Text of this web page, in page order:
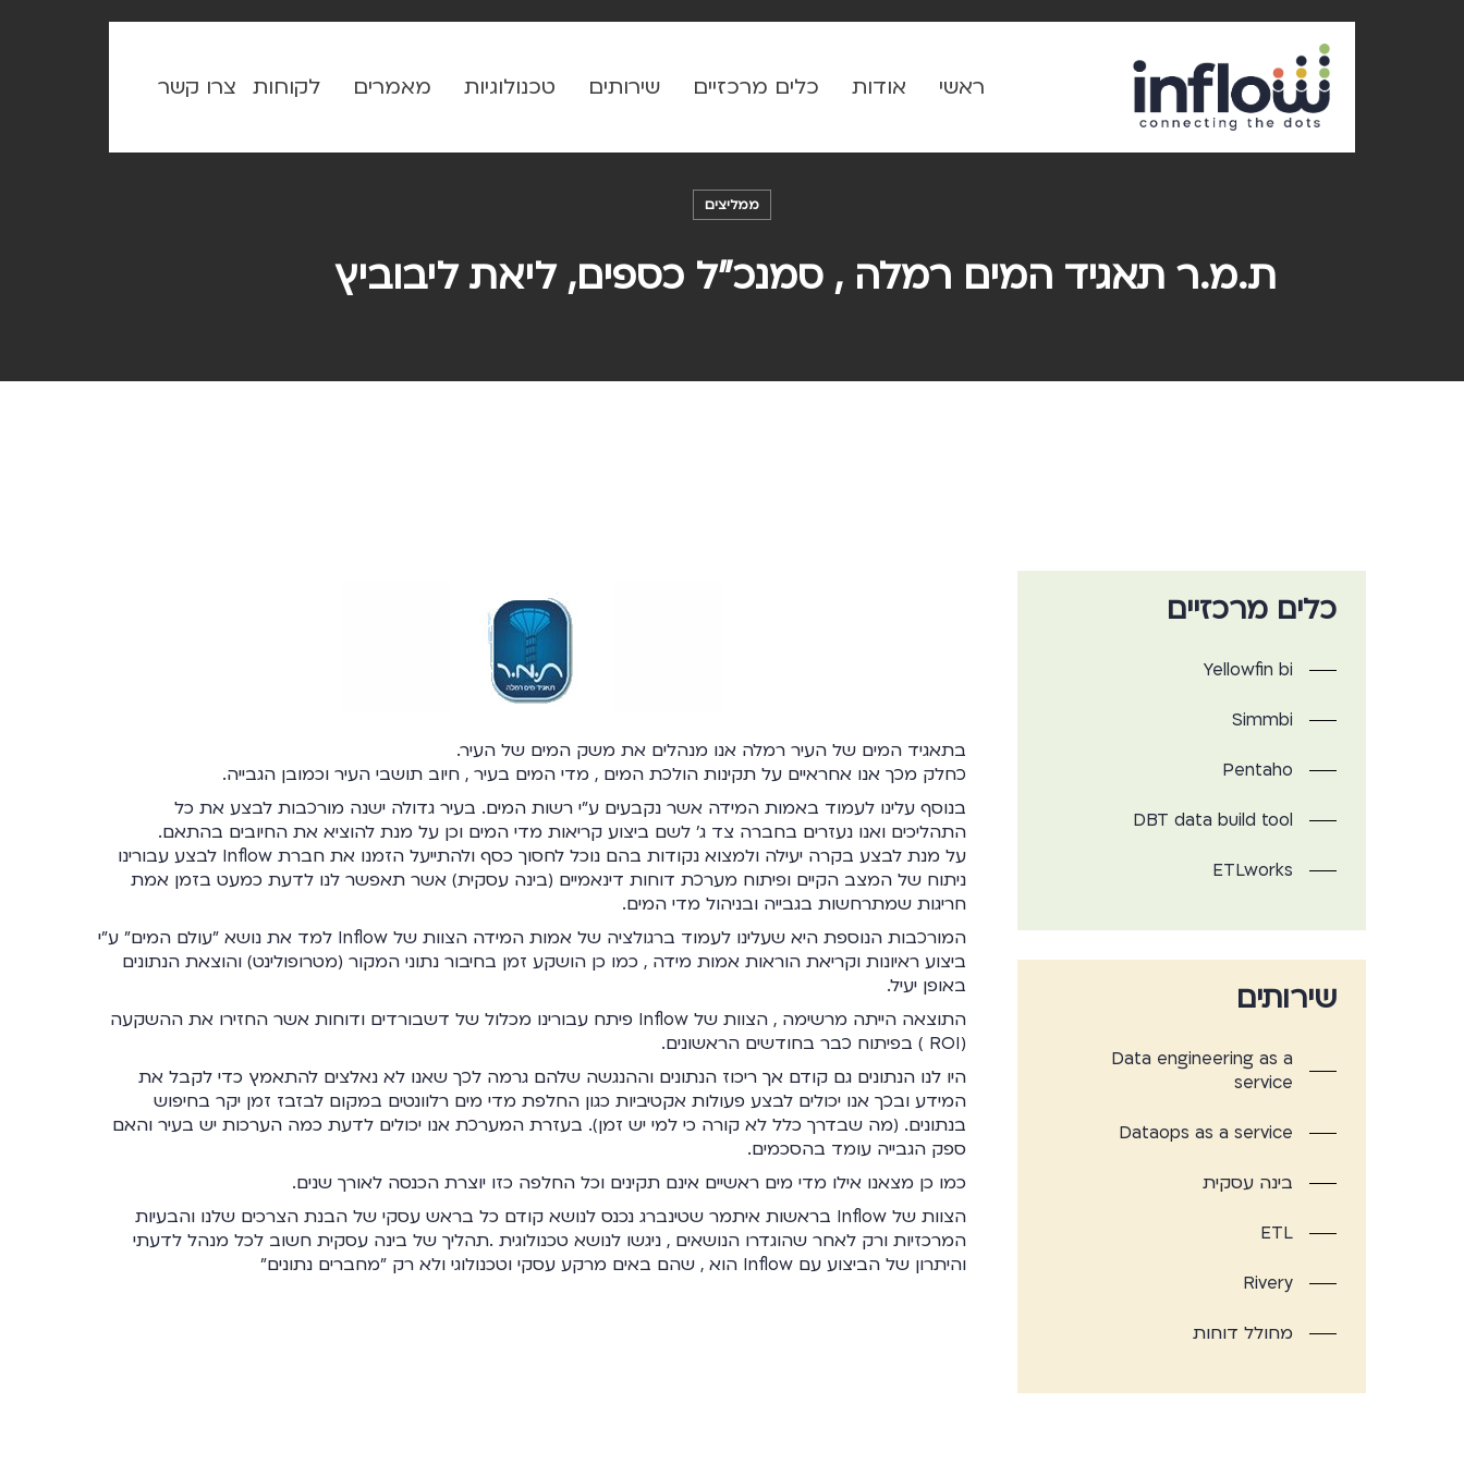
ראשי אודות כלים מרכזיים שירותים טכנולוגיות מאמרים לקוחות צרו קשר
ממליצים
ת.מ.ר תאגיד המים רמלה , סמנכ"ל כספים, ליאת ליבוביץ
בתאגיד המים של העיר רמלה אנו מנהלים את משק המים של העיר.
כחלק מכך אנו אחראיים על תקינות הולכת המים , מדי המים בעיר , חיוב תושבי העיר וכמובן הגבייה.
בנוסף עלינו לעמוד באמות המידה אשר נקבעים ע"י רשות המים. בעיר גדולה ישנה מורכבות לבצע את כל
התהליכים ואנו נעזרים בחברה צד ג' לשם ביצוע קריאות מדי המים וכן על מנת להוציא את החיובים בהתאם.
על מנת לבצע בקרה יעילה ולמצוא נקודות בהם נוכל לחסוך כסף ולהתייעל הזמנו את חברת Inflow לבצע עבורינו
ניתוח של המצב הקיים ופיתוח מערכת דוחות דינאמיים (בינה עסקית) אשר תאפשר לנו לדעת כמעט בזמן אמת
חריגות שמתרחשות בגבייה ובניהול מדי המים.
המורכבות הנוספת היא שעלינו לעמוד ברגולציה של אמות המידה הצוות של Inflow למד את נושא "עולם המים" ע"י
ביצוע ראיונות וקריאת הוראות אמות מידה , כמו כן הושקע זמן בחיבור נתוני המקור (מטרופולינט) והוצאת הנתונים
באופן יעיל.
התוצאה הייתה מרשימה , הצוות של Inflow פיתח עבורינו מכלול של דשבורדים ודוחות אשר החזירו את ההשקעה
(ROI ) בפיתוח כבר בחודשים הראשונים.
היו לנו הנתונים גם קודם אך ריכוז הנתונים וההנגשה שלהם גרמה לכך שאנו לא נאלצים להתאמץ כדי לקבל את
המידע ובכך אנו יכולים לבצע פעולות אקטיביות כגון החלפת מדי מים רלוונטים במקום לבזבז זמן יקר בחיפוש
בנתונים. (מה שבדרך כלל לא קורה כי למי יש זמן). בעזרת המערכת אנו יכולים לדעת כמה הערכות יש בעיר והאם
ספק הגבייה עומד בהסכמים.
כמו כן מצאנו אילו מדי מים ראשיים אינם תקינים וכל החלפה כזו יוצרת הכנסה לאורך שנים.
הצוות של Inflow בראשות איתמר שטינברג נכנס לנושא קודם כל בראש עסקי של הבנת הצרכים שלנו והבעיות
המרכזיות ורק לאחר שהוגדרו הנושאים , ניגשו לנושא טכנולוגית .תהליך של בינה עסקית חשוב לכל מנהל לדעתי
והיתרון של הביצוע עם Inflow הוא , שהם באים מרקע עסקי וטכנולוגי ולא רק "מחברים נתונים"
כלים מרכזיים
Yellowfin bi
Simmbi
Pentaho
DBT data build tool
ETLworks
שירותים
Data engineering as a
service
Dataops as a service
בינה עסקית
ETL
Rivery
מחולל דוחות